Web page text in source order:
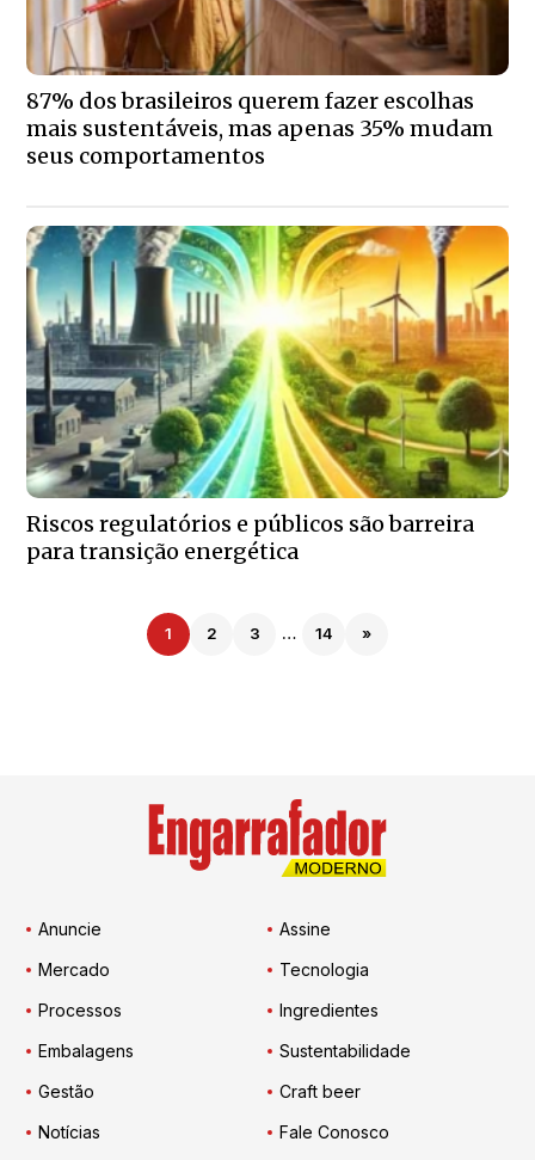
87% dos brasileiros querem fazer escolhas
mais sustentáveis, mas apenas 35% mudam
seus comportamentos
Riscos regulatórios e públicos são barreira
para transição energética
1 2 3 … 14 »
Anuncie
Assine
Mercado
Tecnologia
Processos
Ingredientes
Embalagens
Sustentabilidade
Gestão
Craft beer
Notícias
Fale Conosco